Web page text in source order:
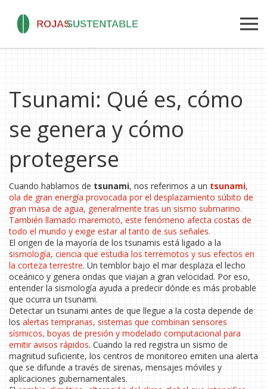
Tsunami: Qué es, cómo
se genera y cómo
protegerse
Cuando hablamos de tsunami, nos referimos a un tsunami,
ola de gran energía provocada por el desplazamiento súbito de
gran masa de agua, generalmente tras un sismo submarino.
También llamado maremoto, este fenómeno afecta costas de
todo el mundo y exige estar al tanto de sus señales.
El origen de la mayoría de los tsunamis está ligado a la
sismología, ciencia que estudia los terremotos y sus efectos en
la corteza terrestre. Un temblor bajo el mar desplaza el lecho
oceánico y genera ondas que viajan a gran velocidad. Por eso,
entender la sismología ayuda a predecir dónde es más probable
que ocurra un tsunami.
Detectar un tsunami antes de que llegue a la costa depende de
los alertas tempranas, sistemas que combinan sensores
sísmicos, boyas de presión y modelado computacional para
emitir avisos rápidos. Cuando la red registra un sismo de
magnitud suficiente, los centros de monitoreo emiten una alerta
que se difunde a través de sirenas, mensajes móviles y
aplicaciones gubernamentales.